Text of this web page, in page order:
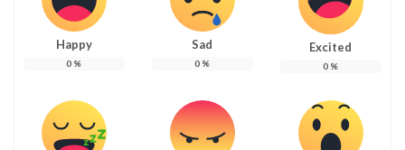
Happy
0 %
Sad
0 %
Excited
0 %